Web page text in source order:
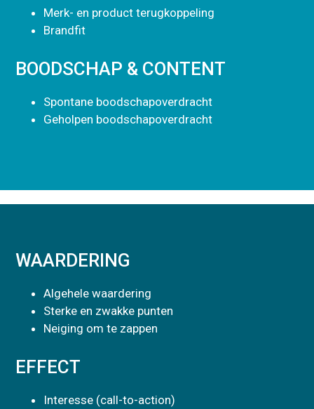
Merk- en product terugkoppeling
Brandfit
BOODSCHAP & CONTENT
Spontane boodschapoverdracht
Geholpen boodschapoverdracht
WAARDERING
Algehele waardering
Sterke en zwakke punten
Neiging om te zappen
EFFECT
Interesse (call-to-action)